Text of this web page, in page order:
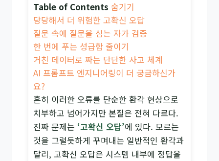
Table of Contents 숨기기
당당해서 더 위험한 고확신 오답
질문 속에 질문을 심는 자가 검증
한 번에 푸는 성급함 줄이기
거친 데이터로 짜는 단단한 사고 체계
AI 프롬프트 엔지니어링이 더 궁금하신가
요?
흔히 이러한 오류를 단순한 환각 현상으로
치부하고 넘어가지만 본질은 전혀 다르다.
진짜 문제는 ‘고확신 오답’에 있다. 모르는
것을 그럴듯하게 꾸며내는 일반적인 환각과
달리, 고확신 오답은 시스템 내부에 정답을